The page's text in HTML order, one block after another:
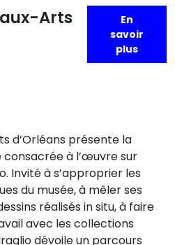
Arts
En
savoir
plus
d’Orléans présente la
à l’œuvre sur
Invité à s’approprier les
du musée, à mêler ses
réalisés in situ, à faire
avec les collections
dévoile un parcours